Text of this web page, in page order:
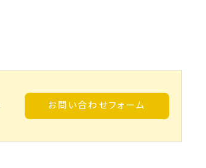
お問い合わせフォーム